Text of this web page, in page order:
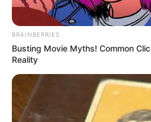
BRAINBERRIES
Busting Movie Myths! Common
Reality